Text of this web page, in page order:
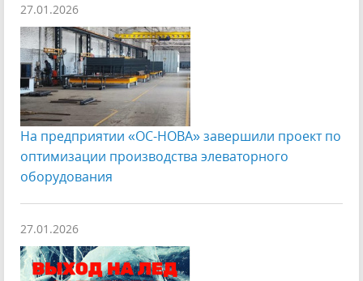
27.01.2026
На предприятии «ОС-НОВА» завершили проект по
оптимизации производства элеваторного
оборудования
27.01.2026